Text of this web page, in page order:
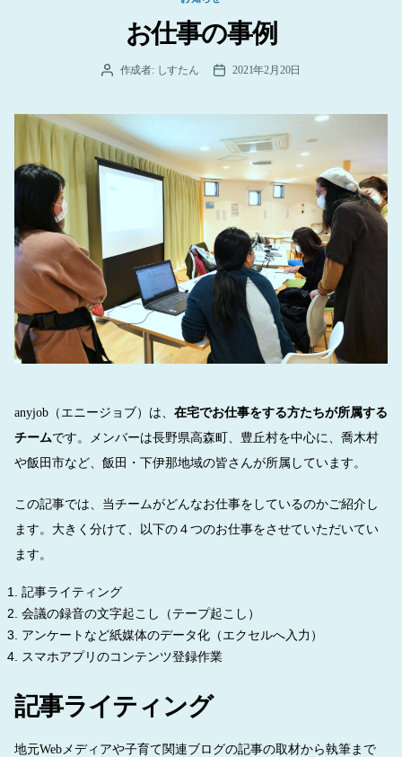
ゴ
リ
お仕事の事例
投 作成者: しすたん
投 2021年2月20日
anyjob（エニージョブ）は、 在宅でお仕事をする方たちが所属する
チームです。メンバーは長野県高森町、豊丘村を中心に、喬木村
や飯田市など、飯田・下伊那地域の皆さんが所属しています。
この記事では、当チームがどんなお仕事をしているのかご紹介し
ます。大きく分けて、以下の４つのお仕事をさせていただいてい
ます。
記事ライティング
会議の録音の文字起こし（テープ起こし）
アンケートなど紙媒体のデータ化（エクセルへ入力）
スマホアプリのコンテンツ登録作業
記事ライティング
地元Webメディアや子育て関連ブログの記事の取材から執筆まで